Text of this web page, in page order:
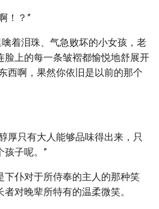
！？”
着泪珠、气急败坏的小女孩，老
脸上的每一条皱褶都愉悦地舒展开
西啊，果然你依旧是以前的那个
厚只有大人能够品味得出来，只
孩子呢。”
下仆对于所侍奉的主人的那种笑
对晚辈所特有的温柔微笑。